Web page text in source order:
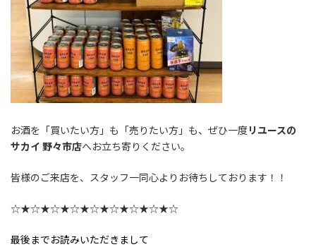
お酒を「買いたい方」も「売りたい方」も、ぜひ一度リユースの
サカイ 野々市店へお立ち寄りください。
皆様のご来店を、スタッフ一同心よりお待ちしております！！
☆★☆★☆★☆★☆★☆★☆★☆★☆
最後までお読みいただきまして